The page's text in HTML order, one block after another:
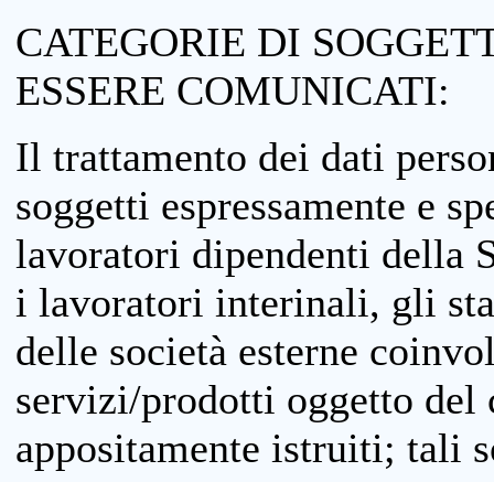
CATEGORIE DI
ESSERE COMUNICATI:
Il trattamento dei dati
soggetti espressamente e
lavoratori dipendenti della
i lavoratori interinali, gli
delle società esterne
servizi/prodotti oggetto
appositamente istruiti; tali